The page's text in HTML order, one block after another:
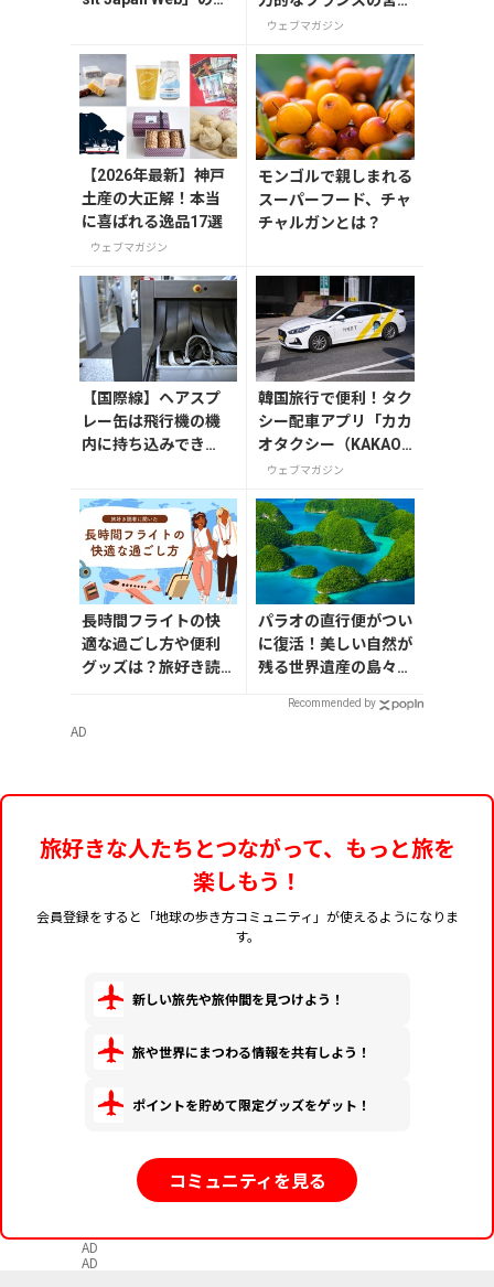
殿/庭園にせまる
ウェブマガジン
【2026年最新】神戸
土産の大正解！本当
に喜ばれる逸品17選
ウェブマガジン
モンゴルで親しまれる
スーパーフード、チャ
チャルガンとは？
【国際線】ヘアスプ
レー缶は飛行機の機
内に持ち込みでき
韓国旅行で便利！タク
シー配車アプリ「カカ
オタクシー（KAKAO
T）」の登録・利用方
ウェブマガジン
長時間フライトの快
適な過ごし方や便利
グッズは？旅好き読
パラオの直行便がつい
に復活！美しい自然が
残る世界遺産の島々へ
Recommended by
AD
旅好きな人たちとつながって、もっと旅を
楽しもう！
会員登録をすると「地球の歩き方コミュニティ」が使えるようになりま
す。
新しい旅先や旅仲間を見つけよう！
旅や世界にまつわる情報を共有しよう！
ポイントを貯めて限定グッズをゲット！
コミュニティを見る
AD
AD